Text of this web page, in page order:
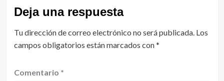
Deja una respuesta
Tu dirección de correo electrónico no será publicada. Los
campos obligatorios están marcados con*
Comentario *